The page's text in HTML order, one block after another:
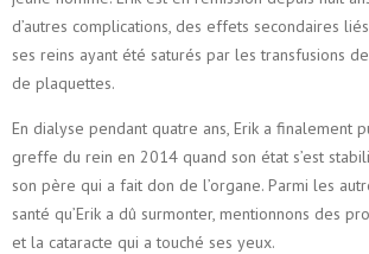
d’autres complications, des effets secondaires
ses reins ayant été saturés par les transfusions
de plaquettes.
En dialyse pendant quatre ans, Erik a finalement
greffe du rein en 2014 quand son état s’est
son père qui a fait don de l’organe. Parmi les
santé qu’Erik a dû surmonter, mentionnons des
et la cataracte qui a touché ses yeux.